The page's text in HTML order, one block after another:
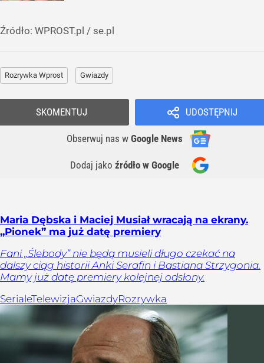
Źródło: WPROST.pl / se.pl
Rozrywka Wprost Gwiazdy
UDOSTĘPNIJ
Obserwuj nas w Google News
Dodaj jako źródło w Google
SKOMENTUJ
Maria Dębska i Maciej Musiał wracają na ekrany.
„Pionek” ma już datę premiery
Fani „Ślebody” nie będą musieli długo czekać na
dalszy ciąg historii Anki Serafin i Bastiana Strzygonia.
Mamy już datę premiery kolejnej odsłony.
SerialeTelewizjaGwiazdyRozrywka